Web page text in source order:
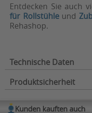
Entdecken Sie auch
für Rollstühleund
Rehashop.
Technische Daten
Zubehör für:
Verwendungszweck:
Produktsicherheit
Kunden kauften auch